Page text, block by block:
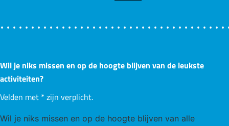
Wil je niks missen en op de hoogte blijven van de leukste
activiteiten?
Velden met * zijn verplicht.
Wil je niks missen en op de hoogte blijven van alle